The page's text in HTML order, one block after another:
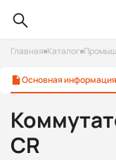
Главная Каталог
Основная информация
CR